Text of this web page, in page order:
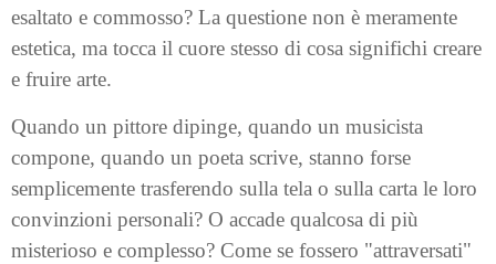
esaltato e commosso? La questione non è meramente
estetica, ma tocca il cuore stesso di cosa significhi creare
e fruire arte.
Quando un pittore dipinge, quando un musicista
compone, quando un poeta scrive, stanno forse
semplicemente trasferendo sulla tela o sulla carta le loro
convinzioni personali? O accade qualcosa di più
misterioso e complesso? Come se fossero "attraversati"